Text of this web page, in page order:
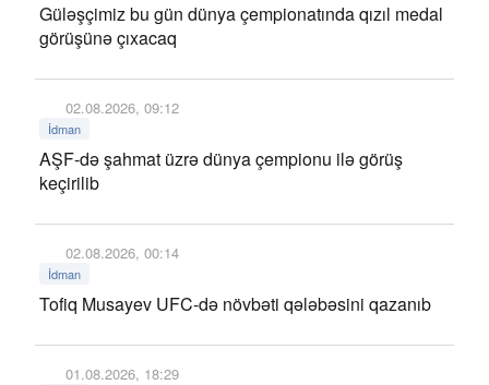
Güləşçimiz bu gün dünya çempionatında qızıl medal
görüşünə çıxacaq
02.08.2026, 09:12
İdman
AŞF-də şahmat üzrə dünya çempionu ilə görüş
keçirilib
02.08.2026, 00:14
İdman
Tofiq Musayev UFC-də növbəti qələbəsini qazanıb
01.08.2026, 18:29